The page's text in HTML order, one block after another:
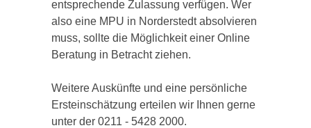
entsprechende Zulassung verfügen. Wer
also eine MPU in Norderstedt absolvieren
muss, sollte die Möglichkeit einer Online
Beratung in Betracht ziehen.
Weitere Auskünfte und eine persönliche
Ersteinschätzung erteilen wir Ihnen gerne
unter der 0211 - 5428 2000.